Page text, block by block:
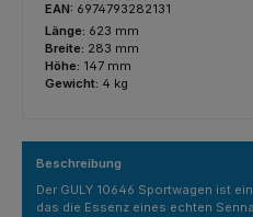
EAN: 6974793282131
Länge: 623 mm
Breite: 283 mm
Höhe: 147 mm
Gewicht: 4 kg
Beschreibung
Der GULY 10646 Sportwagen ist
das die Essenz eines echten